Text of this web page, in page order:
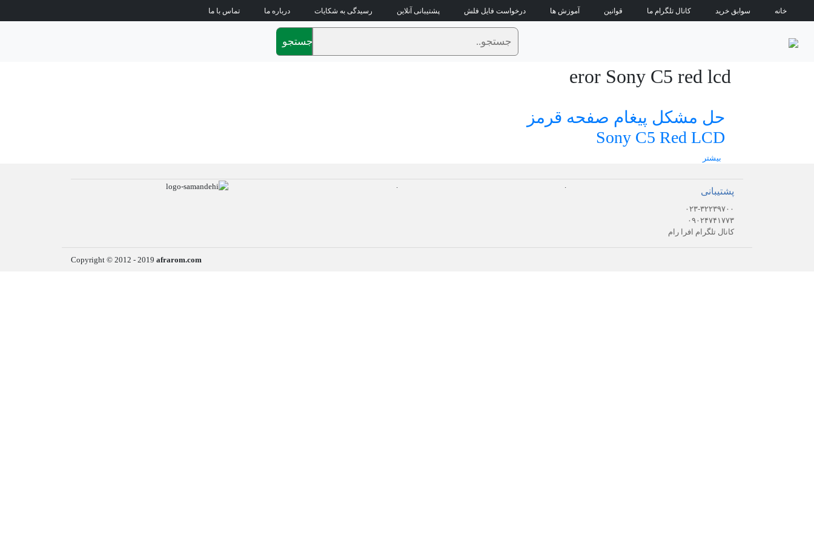
خانه سوابق خرید کانال تلگرام ما قوانین آموزش ها درخواست فایل فلش پشتیبانی آنلاین رسیدگی به شکایات درباره ما تماس با ما
جستجو
eror Sony C5 red lcd
حل مشکل پیغام صفحه قرمز
Sony C5 Red LCD
بیشتر
پشتیبانی
۰۲۳-۳۲۲۳۹۷۰۰
۰۹۰۲۴۷۴۱۷۷۳
کانال تلگرام افرا رام
.
.
Copyright © 2012 - 2019 afrarom.com